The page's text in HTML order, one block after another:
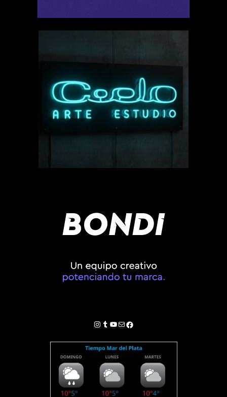
Instagram
Tumblr
YouTube
Correo electrónico
Facebook